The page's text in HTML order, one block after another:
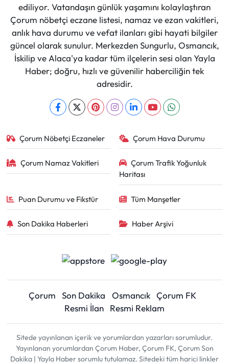
ediliyor. Vatandaşın günlük yaşamını kolaylaştıran
Çorum nöbetçi eczane listesi, namaz ve ezan vakitleri,
anlık hava durumu ve vefat ilanları gibi hayati bilgiler
güncel olarak sunulur. Merkezden Sungurlu, Osmancık,
İskilip ve Alaca'ya kadar tüm ilçelerin sesi olan Yayla
Haber; doğru, hızlı ve güvenilir haberciliğin tek
adresidir.
Çorum Nöbetçi Eczaneler Çorum Hava Durumu
Çorum Namaz Vakitleri
Çorum Trafik Yoğunluk
Haritası
Puan Durumu ve Fikstür Tüm Manşetler
Son Dakika Haberleri Haber Arşivi
Çorum Son Dakika Osmancık Çorum FK
Resmi İlan
Resmi Reklam
Sitede yayınlanan içerik ve yorumlardan yazarları sorumludur.
Yayınlanan yorumlardan Çorum Haber, Çorum FK, Çorum Son
Dakika | Yayla Haber sorumlu tutulamaz. Sitedeki tüm harici linkler